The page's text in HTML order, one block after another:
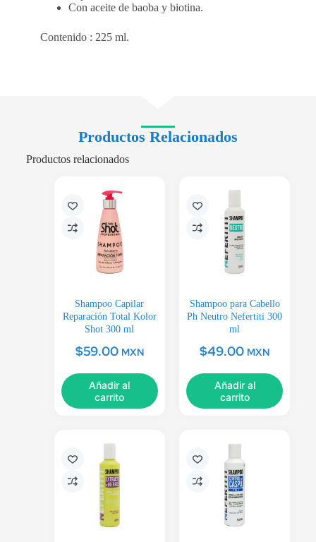
Con aceite de baoba y biotina.
Contenido : 225 ml.
Productos Relacionados
Productos relacionados
Shampoo Capilar
Reparación Total Kolor
Shot 300 ml
$59.00 MXN
Añadir al
carrito
Shampoo para Cabello
Ph Neutro Nefertiti 300
ml
$49.00 MXN
Añadir al
carrito